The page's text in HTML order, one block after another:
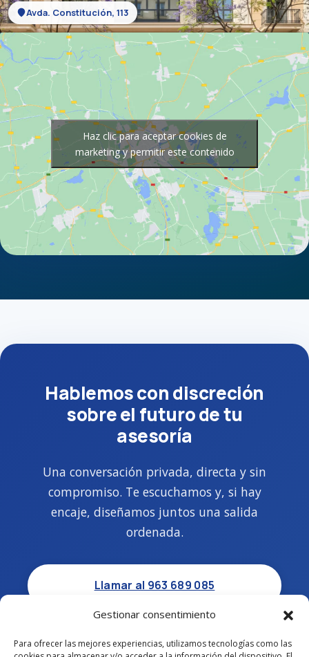
Gestionar consentimiento
Para ofrecer las mejores experiencias, utilizamos tecnologías como las
Avda. Constitución, 113
Haz clic para aceptar cookies de
marketing y permitir este contenido
Hablemos con discreción
sobre el futuro de tu
asesoría
Una conversación privada, directa y sin
compromiso. Te escuchamos y, si hay
encaje, diseñamos juntos una salida
ordenada.
Llamar al 963 689 085